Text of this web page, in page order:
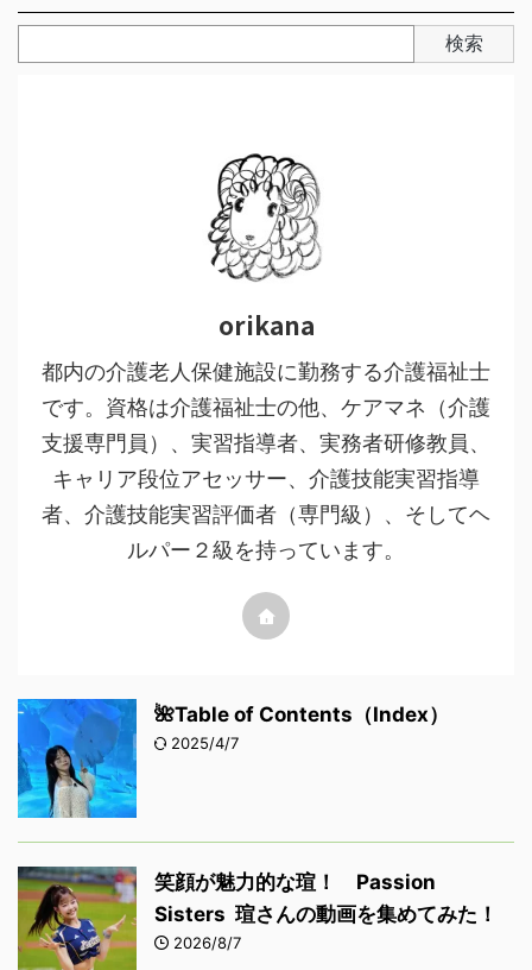
検索
orikana
都内の介護老人保健施設に勤務する介護福祉士
です。資格は介護福祉士の他、ケアマネ（介護
支援専門員）、実習指導者、実務者研修教員、
キャリア段位アセッサー、介護技能実習指導
者、介護技能実習評価者（専門級）、そしてヘ
ルパー２級を持っています。
🌺Table of Contents（Index）
2025/4/7
笑顔が魅力的な瑄！ Passion
Sisters 瑄さんの動画を集めてみた！
2026/8/7